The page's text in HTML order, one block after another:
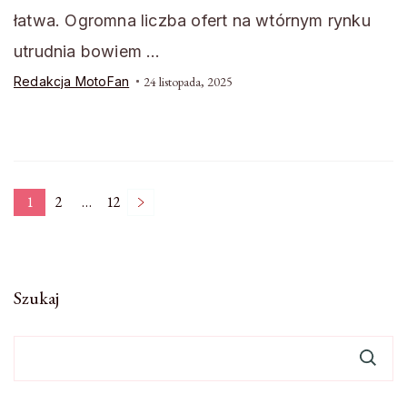
łatwa. Ogromna liczba ofert na wtórnym rynku
utrudnia bowiem …
Redakcja MotoFan 24 listopada, 2025
Stronicowanie
Strona
1 Strona
2 … Strona
12
Szukaj